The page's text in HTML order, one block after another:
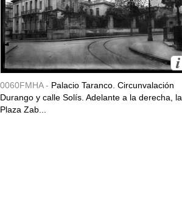
0060FMHA - Palacio Taranco. Circunvalación
Durango y calle Solís. Adelante a la derecha, la
Plaza Zab...